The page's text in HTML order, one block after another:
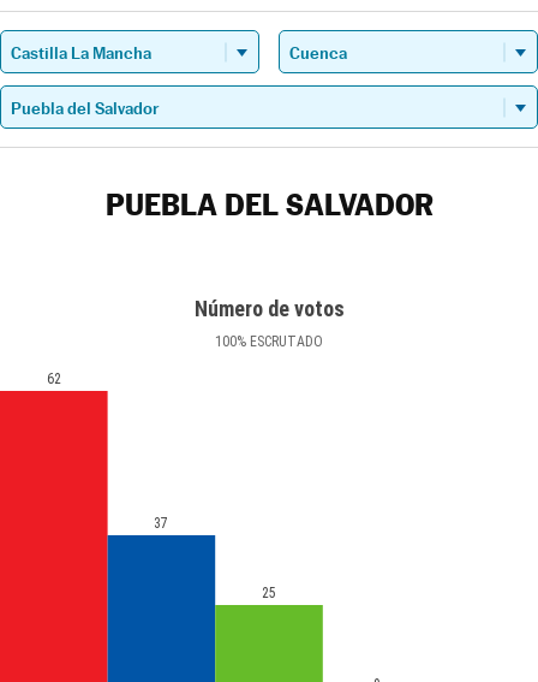
PUEBLA DEL SALVADOR
Número de votos
100% ESCRUTADO
62
37
25